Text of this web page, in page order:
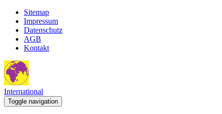
Sitemap
Impressum
Datenschutz
AGB
Kontakt
International
Toggle navigation